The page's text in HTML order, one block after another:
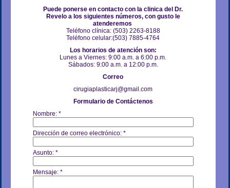
Puede ponerse en contacto con la clinica del Dr.
Revelo a los siguientes números, con gusto le
atenderemos
Teléfono clínica: (503) 2263-8188
Teléfono celular:(503) 7885-4764
Los horarios de atención son:
Lunes a Viernes: 9:00 a.m. a 6:00 p.m.
Sábados: 9:00 a.m. a 12:00 p.m.
Correo
cirugiaplasticarj@gmail.com
Formulario de Contáctenos
Nombre:*
Dirección de correo electrónico:*
Asunto:*
Mensaje:*